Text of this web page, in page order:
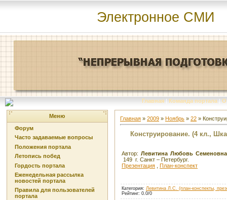
Электронное СМИ
Главная | Команда портала | О
Меню
Форум
Часто задаваемые вопросы
Положения портала
Летопись побед
Гордость портала
Еженедельная рассылка
новостей портала
Правила для пользователей
портала
Главная » 2009 » Ноябрь » 22 »
Конструирование. (4 кл.,
Автор: Левитина Любовь
149 г. Санкт – Петербург.
Презентация
План-конспект
Категория: Левитина Л.С. (план-конспекты,
Рейтинг: 0.0/0